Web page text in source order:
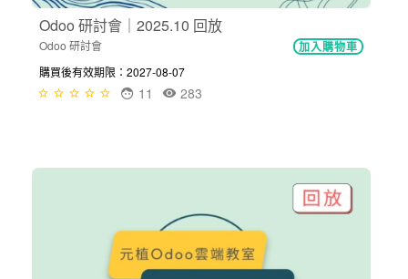
Odoo 研討會｜2025.10 回放
Odoo 研討會 加入購物車
購買後有效期限：2027-08-07
283
11